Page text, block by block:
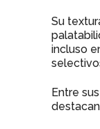
Su
incluso
Entre sus